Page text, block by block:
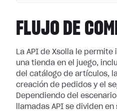
FLUJO DE
La API de Xsolla le
una tienda en el juego,
del catálogo de artículos,
creación de pedidos y el
Dependiendo del
llamadas API se dividen